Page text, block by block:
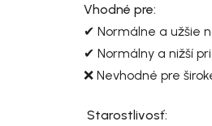
Vhodné pre:
✔ Normálne a užšie
✔ Normálny a nižší
❌ Nevhodné pre
Starostlivosť: